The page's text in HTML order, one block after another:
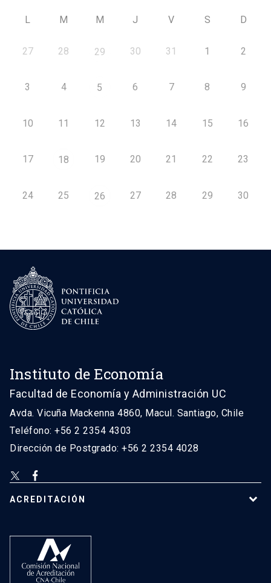
L M M J V S D
27 28 29 30 31 1 2
3 4 5 6 7 8 9
10 11 12 13 14 15 16
17 18 19 20 21 22 23
24 25 26 27 28 29 30
Instituto de Economía
Facultad de Economía y Administración UC
Avda. Vicuña Mackenna 4860, Macul. Santiago, Chile
Teléfono: +56 2 2354 4303
Dirección de Postgrado: +56 2 2354 4028
ACREDITACIÓN